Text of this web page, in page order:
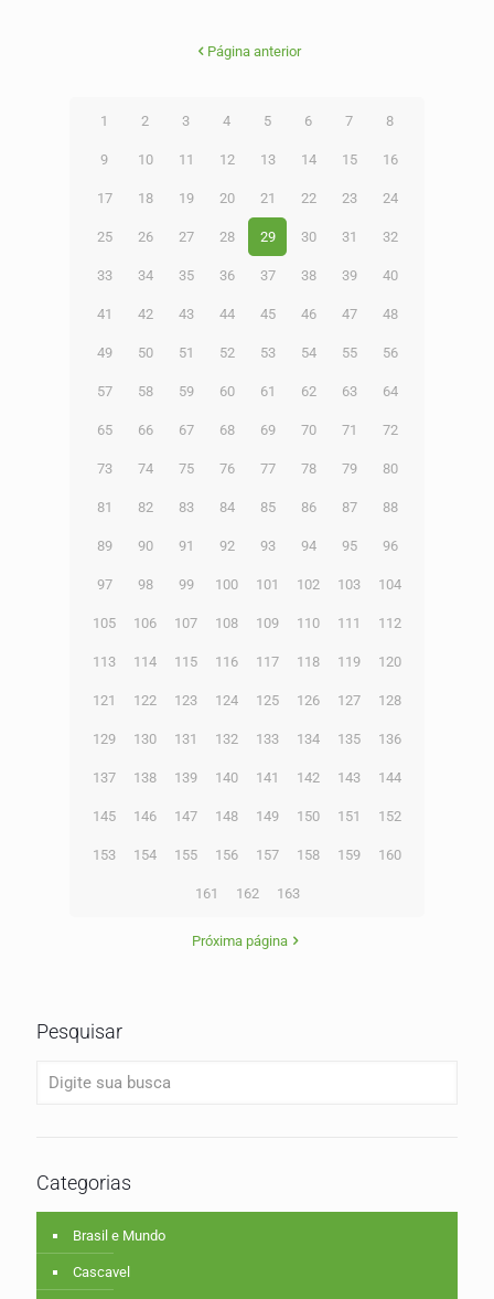
Página anterior
1 2 3 4 5 6 7 8
9 10 11 12 13 14 15 16
17 18 19 20 21 22 23 24
25 26 27 28 29 30 31 32
33 34 35 36 37 38 39 40
41 42 43 44 45 46 47 48
49 50 51 52 53 54 55 56
57 58 59 60 61 62 63 64
65 66 67 68 69 70 71 72
73 74 75 76 77 78 79 80
81 82 83 84 85 86 87 88
89 90 91 92 93 94 95 96
97 98 99 100 101 102 103 104
105 106 107 108 109 110 111 112
113 114 115 116 117 118 119 120
121 122 123 124 125 126 127 128
129 130 131 132 133 134 135 136
137 138 139 140 141 142 143 144
145 146 147 148 149 150 151 152
153 154 155 156 157 158 159 160
161 162 163
Próxima página
Pesquisar
Categorias
Brasil e Mundo
Cascavel